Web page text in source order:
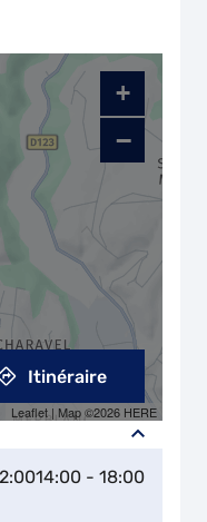
14:00 - 18:00
+
−
Leaflet | Map ©2026 HERE
Itinéraire